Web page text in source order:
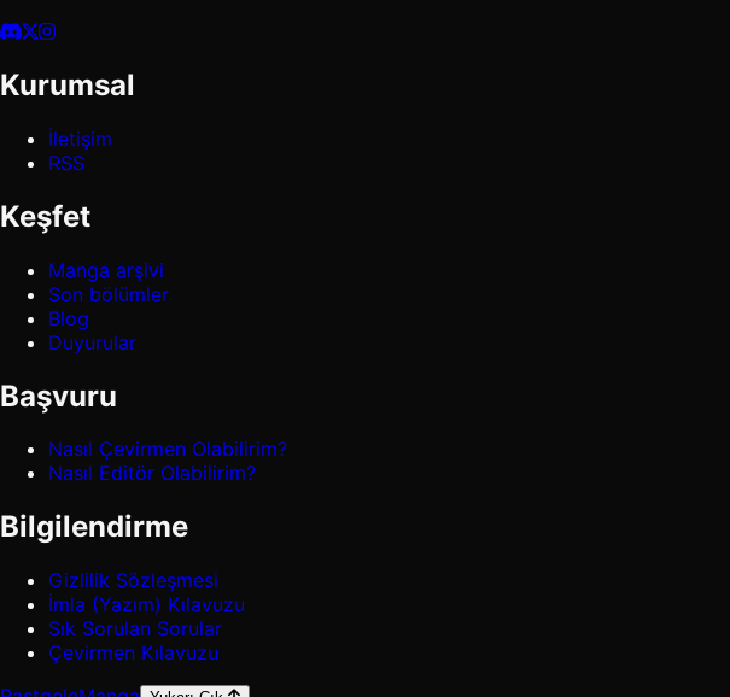
Kurumsal
İletişim
RSS
Keşfet
Manga arşivi
Son bölümler
Blog
Duyurular
Başvuru
Nasıl Çevirmen Olabilirim?
Nasıl Editör Olabilirim?
Bilgilendirme
Gizlilik Sözleşmesi
İmla (Yazım) Kılavuzu
Sık Sorulan Sorular
Çevirmen Kılavuzu